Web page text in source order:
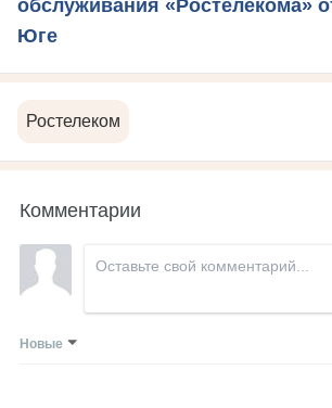
обслуживания «Ростелекома»
Юге
Ростелеком
Комментарии
Новые